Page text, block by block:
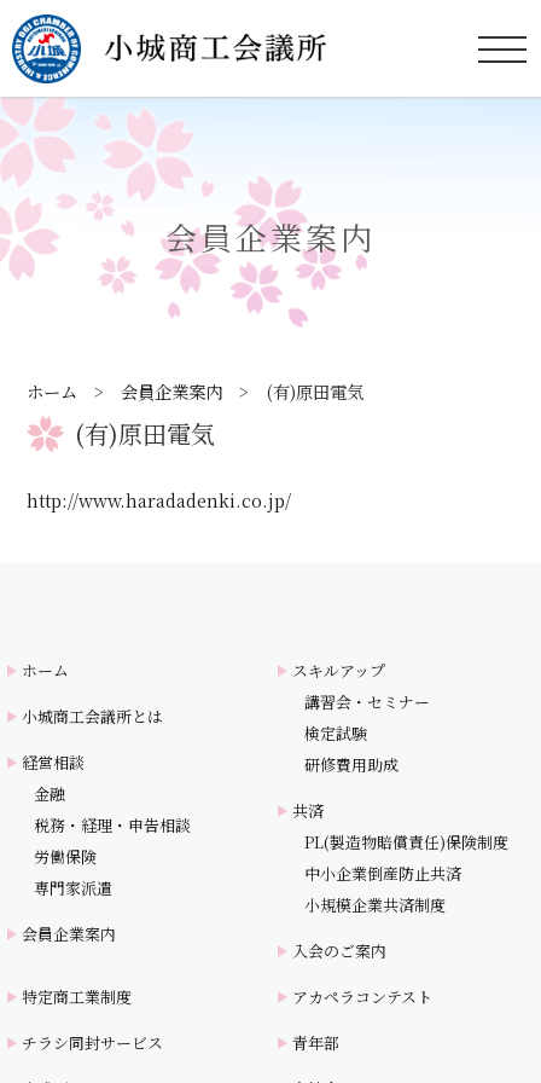
会員企業案内
ホーム > 会員企業案内 > (有)原田電気
(有)原田電気
http://www.haradadenki.co.jp/
ホーム
小城商工会議所とは
経営相談
金融
税務・経理・申告相談
労働保険
専門家派遣
会員企業案内
スキルアップ
講習会・セミナー
検定試験
研修費用助成
共済
PL(製造物賠償責任)保険制度
中小企業倒産防止共済
小規模企業共済制度
入会のご案内
特定商工業制度
チラシ同封サービス
アカペラコンテスト
青年部